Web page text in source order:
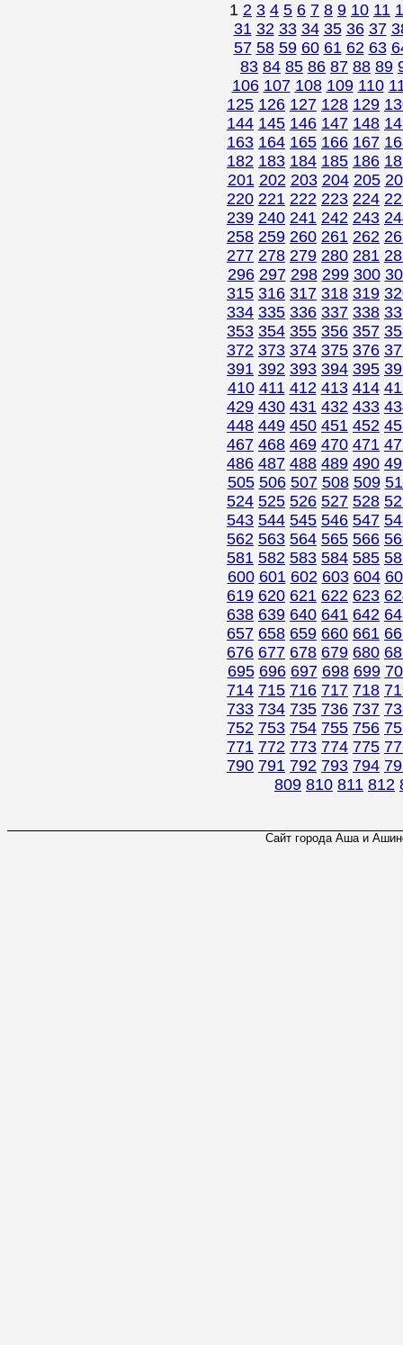
1 2 3 4 5 6 7 8 9 10 11
31 32 33 34 35 36 37
57 58 59 60 61 62 63
83 84 85 86 87 88 89
106 107 108 109 110
125 126 127 128 129
144 145 146 147 148
163 164 165 166 167
182 183 184 185 186
201 202 203 204 205
220 221 222 223 224
239 240 241 242 243
258 259 260 261 262
277 278 279 280 281
296 297 298 299 300
315 316 317 318 319
334 335 336 337 338
353 354 355 356 357
372 373 374 375 376
391 392 393 394 395
410 411 412 413 414
429 430 431 432 433
448 449 450 451 452
467 468 469 470 471
486 487 488 489 490
505 506 507 508 509
524 525 526 527 528
543 544 545 546 547
562 563 564 565 566
581 582 583 584 585
600 601 602 603 604
619 620 621 622 623
638 639 640 641 642
657 658 659 660 661
676 677 678 679 680
695 696 697 698 699
714 715 716 717 718
733 734 735 736 737
752 753 754 755 756
771 772 773 774 775
790 791 792 793 794
809 810 811 812
Сайт города Аша и